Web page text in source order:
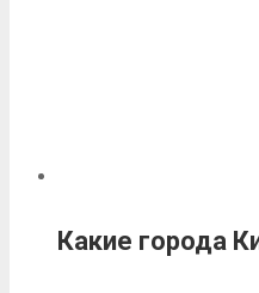
Какие города